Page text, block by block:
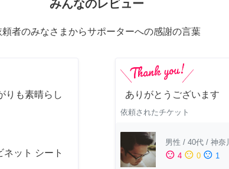
みんなのレビュー
頼者のみなさまからサポーターへの感謝の言葉
りも素晴らし
ネット シート
ありがとうございます
依頼されたチケット
男性 / 40代 / 神奈
sentiment_satisfied 4 sentiment_neutral 0 sentiment_dissatisfied 1